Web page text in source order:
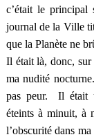
c’était le principal
journal de la Ville
que la Planète ne
Il était là, donc, sur
ma nudité
pas peur. Il était
éteints à minuit, à
l’obscurité dans